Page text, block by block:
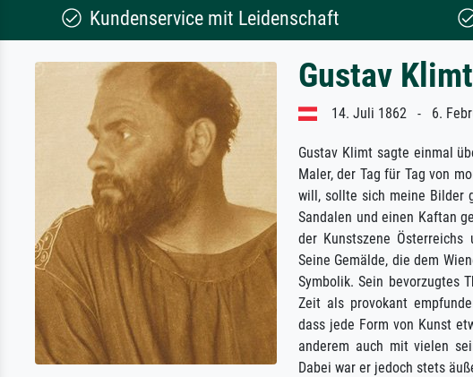
Kundenservice mit Leidenschaft
Gustav Klimt
14. Juli 1862 - 6.
Gustav Klimt sagte einmal
Maler, der Tag für Tag von
will, sollte sich meine Bilder
Sandalen und einen Kaftan
der Kunstszene
Seine Gemälde, die dem
Symbolik. Sein bevorzugtes
Zeit als provokant
dass jede Form von Kunst
anderem auch mit vielen
Dabei war er jedoch stets